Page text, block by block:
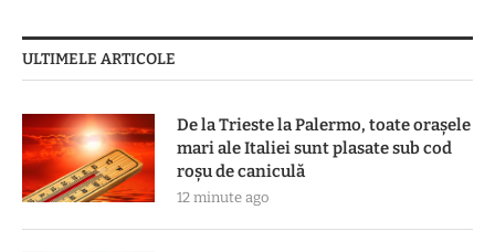
ULTIMELE ARTICOLE
De la Trieste la Palermo, toate oraşele
mari ale Italiei sunt plasate sub cod
roşu de caniculă
12 minute ago